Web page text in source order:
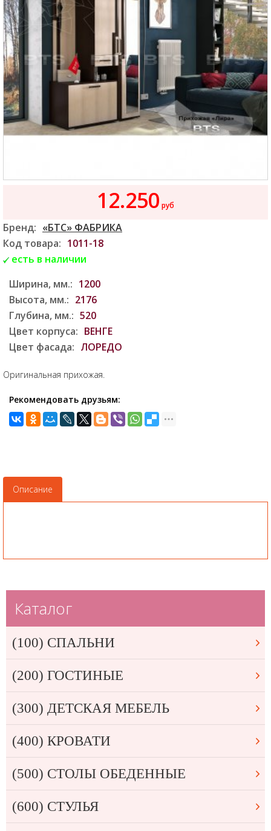
12.250 руб
Бренд: «БТС» ФАБРИКА
Код товара: 1011-18
есть в наличии
Ширина, мм.: 1200
Высота, мм.: 2176
Глубина, мм.: 520
Цвет корпуса: ВЕНГЕ
Цвет фасада: ЛОРЕДО
Оригинальная прихожая.
Рекомендовать друзьям:
Описание
Каталог
(100) СПАЛЬНИ
(200) ГОСТИНЫЕ
(300) ДЕТСКАЯ МЕБЕЛЬ
(400) КРОВАТИ
(500) СТОЛЫ ОБЕДЕННЫЕ
(600) СТУЛЬЯ